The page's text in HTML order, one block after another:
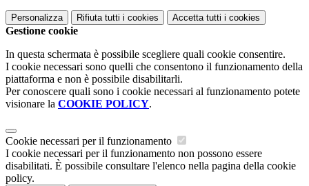
Personalizza Rifiuta tutti i cookies Accetta tutti i cookies
Gestione cookie
In questa schermata è possibile scegliere quali cookie consentire.
I cookie necessari sono quelli che consentono il funzionamento della
piattaforma e non è possibile disabilitarli.
Per conoscere quali sono i cookie necessari al funzionamento potete
visionare la COOKIE POLICY.
Cookie necessari per il funzionamento
I cookie necessari per il funzionamento non possono essere
disabilitati. È possibile consultare l'elenco nella pagina della cookie
policy.